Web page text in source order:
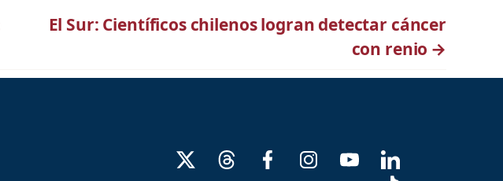
El Sur: Científicos chilenos logran detectar cáncer
con renio →